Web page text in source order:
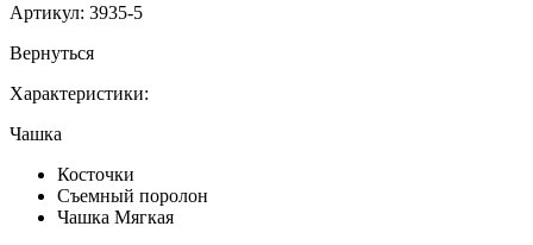
Артикул: 3935-5
Вернуться
Характеристики:
Чашка
Косточки
Съемный поролон
Чашка Мягкая